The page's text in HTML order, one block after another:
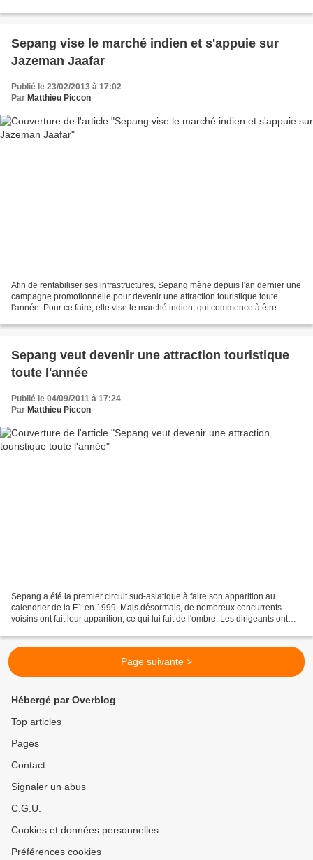
Sepang vise le marché indien et s'appuie sur
Jazeman Jaafar
Publié le 23/02/2013 à 17:02
Par Matthieu Piccon
Afin de rentabiliser ses infrastructures, Sepang mène depuis l'an dernier une
campagne promotionnelle pour devenir une attraction touristique toute
l'année. Pour ce faire, elle vise le marché indien, qui commence à être
Sepang veut devenir une attraction touristique
toute l'année
Publié le 04/09/2011 à 17:24
Par Matthieu Piccon
Sepang a été la premier circuit sud-asiatique à faire son apparition au
calendrier de la F1 en 1999. Mais désormais, de nombreux concurrents
voisins ont fait leur apparition, ce qui lui fait de l'ombre. Les dirigeants ont
Page suivante >
Hébergé par Overblog
Top articles
Pages
Contact
Signaler un abus
C.G.U.
Cookies et données personnelles
Préférences cookies